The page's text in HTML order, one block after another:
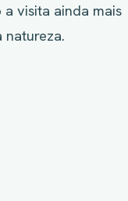
visita ainda mais